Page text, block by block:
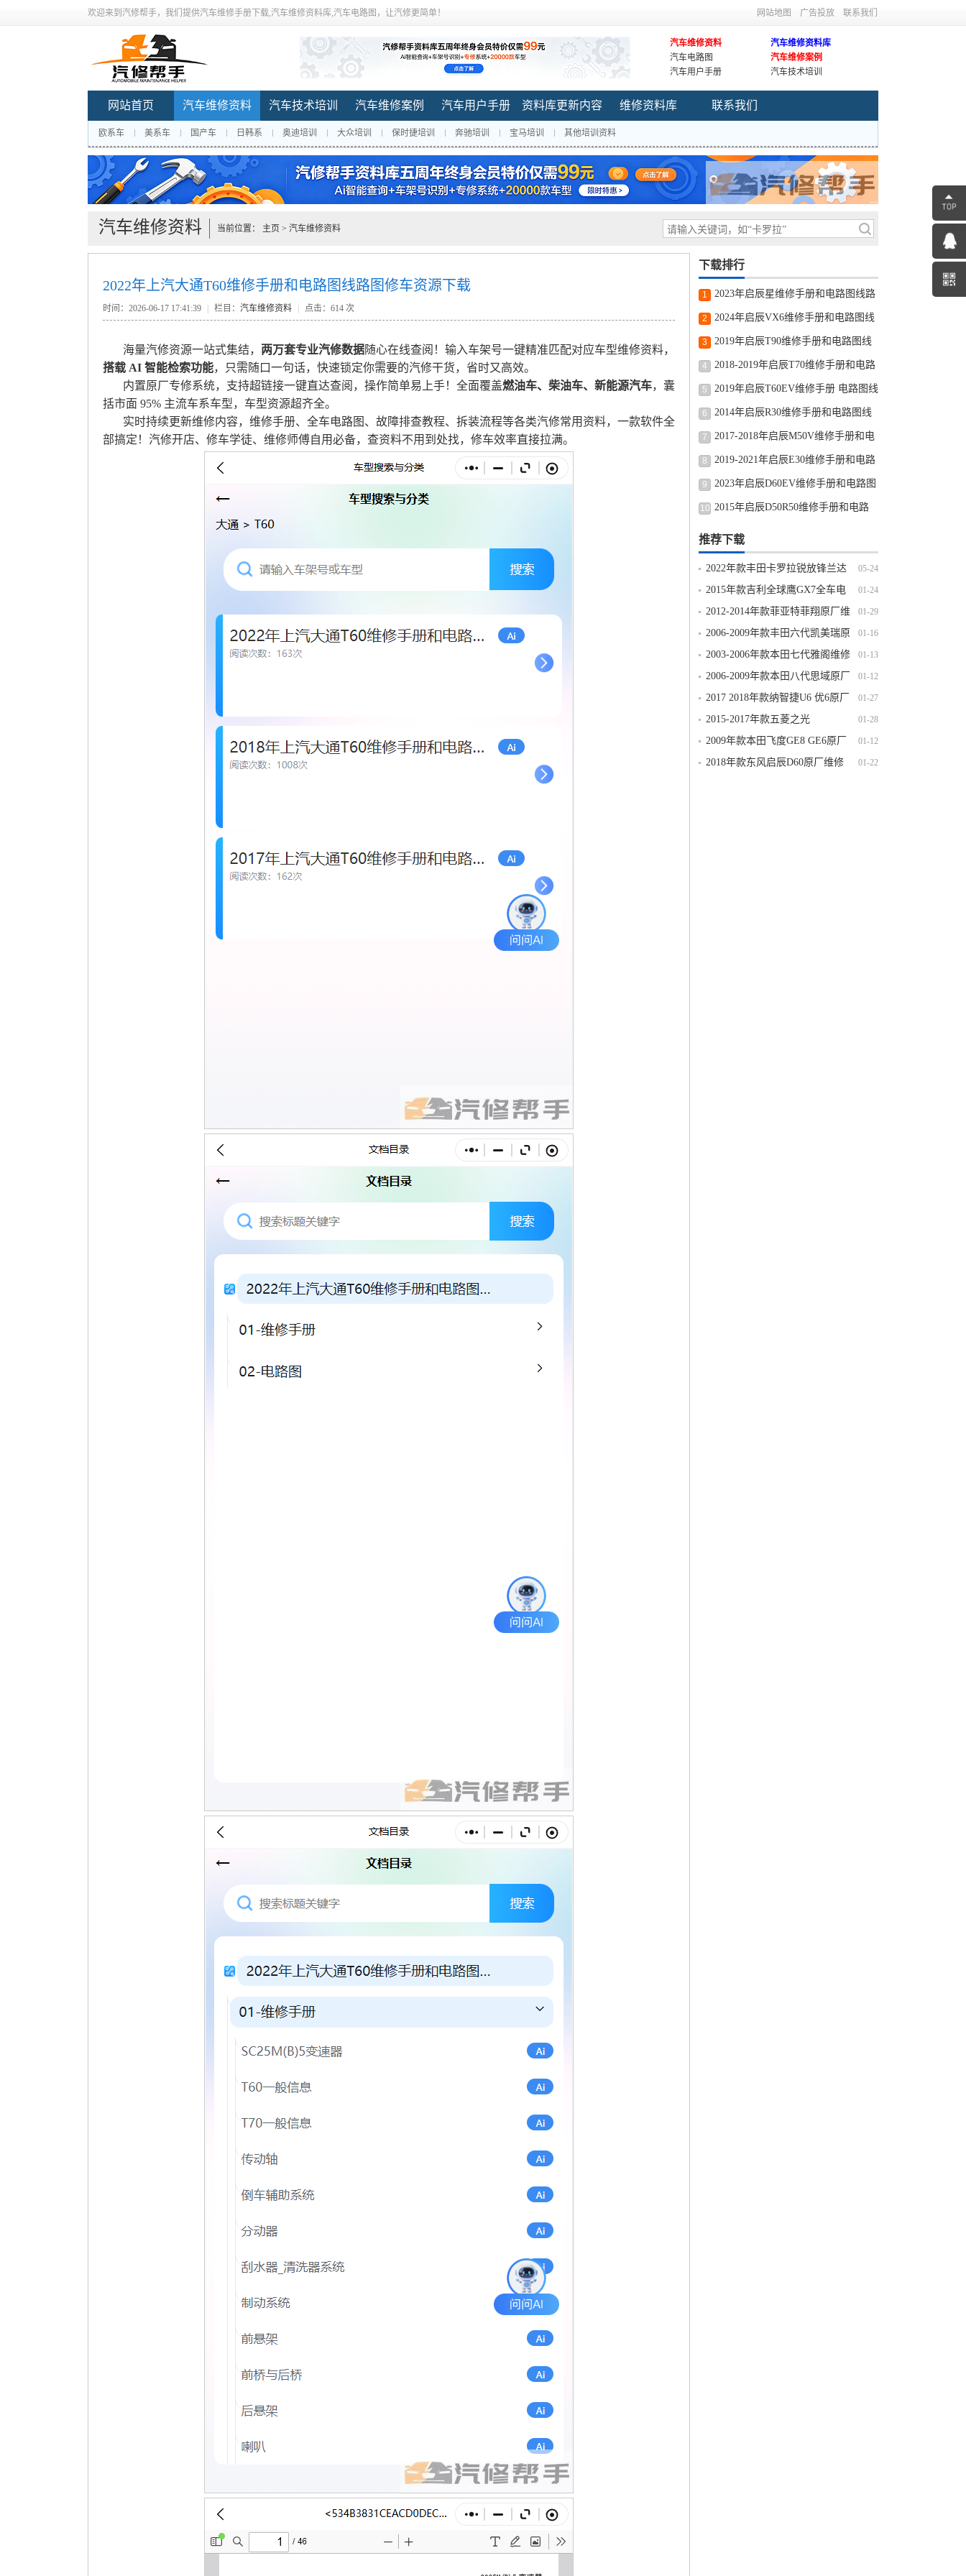
欢迎来到汽修帮手，我们提供汽车维修手册下载,汽车维修资料库,汽车电路图，让汽修更简单！ 网站地图 广告投放 联系我们
汽车维修资料
汽车维修资料库
汽车电路图
汽车维修案例
汽车用户手册
汽车技术培训
网站首页 汽车维修资料 汽车技术培训 汽车维修案例 汽车用户手册 资料库更新内容 维修资料库 联系我们
欧系车 美系车 国产车 日韩系 奥迪培训 大众培训 保时捷培训 奔驰培训 宝马培训 其他培训资料
汽车维修资料 当前位置： 主页 > 汽车维修资料
2022年上汽大通T60维修手册和电路图线路图修车资源下载
时间：2026-06-17 17:41:39 栏目： 汽车维修资料 点击： 614 次
海量汽修资源一站式集结， 两万套专业汽修数据随心在线查阅！输入车架号一键精准匹配对应车型维修资料，
搭载 AI 智能检索功能，只需随口一句话，快速锁定你需要的汽修干货，省时又高效。
内置原厂专修系统，支持超链接一键直达查阅，操作简单易上手！全面覆盖燃油车、柴油车、新能源汽车，囊
括市面 95% 主流车系车型，车型资源超齐全。
实时持续更新维修内容，维修手册、全车电路图、故障排查教程、拆装流程等各类汽修常用资料，一款软件全
部搞定！汽修开店、修车学徒、维修师傅自用必备，查资料不用到处找，修车效率直接拉满。
下载排行
1
2023年启辰星维修手册和电路图线路
图修车资源下载
2
2024年启辰VX6维修手册和电路图线
路图修车资源下载
3
2019年启辰T90维修手册和电路图线
路图修车资源下载
4
2018-2019年启辰T70维修手册和电路
图线路图修车资源下载
5
2019年启辰T60EV维修手册 电路图线
路图修车资源下载
6
2014年启辰R30维修手册和电路图线
路图修车资源下载
7
2017-2018年启辰M50V维修手册和电
路图线路图修车资源下载
8
2019-2021年启辰E30维修手册和电路
图线路图修车资源下载
9
2023年启辰D60EV维修手册和电路图
线路图修车资源下载
10 2015年启辰D50R50维修手册和电路
推荐下载
05-24
2022年款丰田卡罗拉锐放锋兰达
原厂维修手册电路图线路资料下载
01-24
2015年款吉利全球鹰GX7全车电
路图线路图资料下载
01-29
2012-2014年款菲亚特菲翔原厂维
修手册电路图线路图资料下载
01-16
2006-2009年款丰田六代凯美瑞原
厂维修手册电路图线路图资料下载
01-13
2003-2006年款本田七代雅阁维修
手册电路图线路图资料下载
01-12
2006-2009年款本田八代思域原厂
维修手册电路图线路图资料下载
01-27
2017 2018年款纳智捷U6 优6原厂
维修手册电路图线路图资料下载
01-28
2015-2017年款五菱之光
S（N120）电路图线路图资料下载
01-12
2009年款本田飞度GE8 GE6原厂
维修手册电路图线路图资料下载含发动
01-22
2018年款东风启辰D60原厂维修